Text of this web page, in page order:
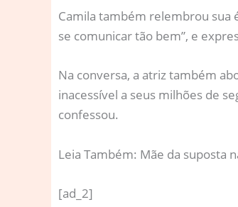
Camila também relembrou sua
se comunicar tão bem”, e
Na conversa, a atriz também
inacessível a seus milhões de
confessou.
Leia Também: Mãe da suposta
[ad_2]